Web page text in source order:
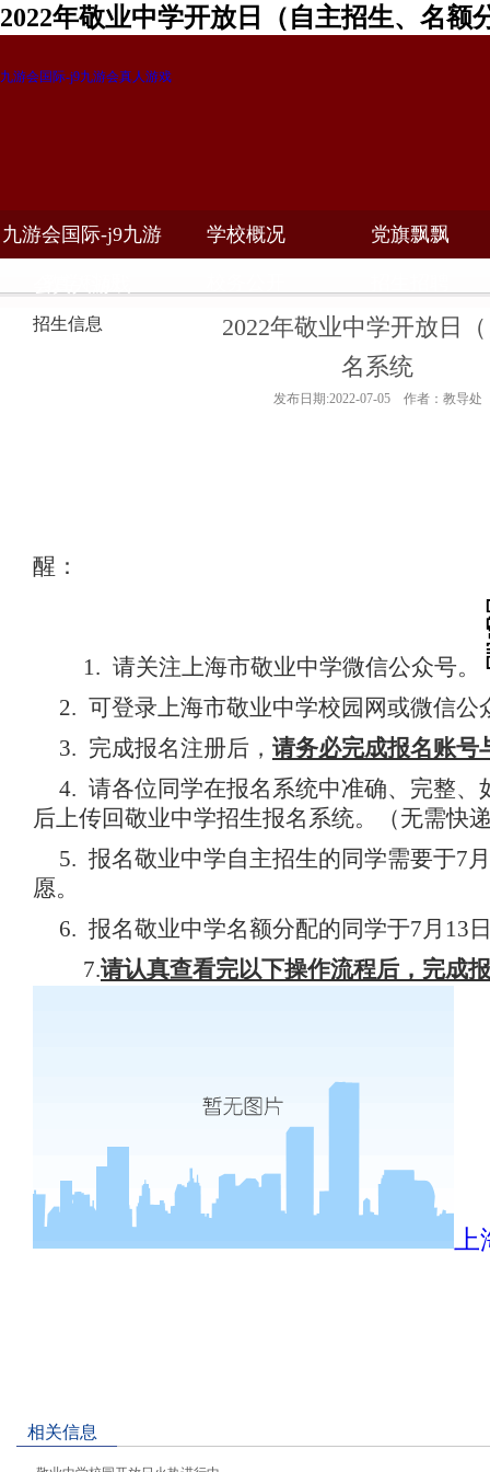
2022年敬业中学开放日（自主招生、名额
九游会国际-j9九游会真人游戏
九游会国际-j9九游 学校概况 党旗飘飘
招生信息
2022年敬业中学开放日
名系统
发布日期:2022-07-05 作者：教导处
醒：
1. 请关注上海市敬业中学微信公众号。
2. 可登录上海市敬业中学校园网或微信
3. 完成报名注册后， 请务必完成报名账号
4. 请各位同学在报名系统中准确、完整
后上传回敬业中学招生报名系统。（无需快
5. 报名敬业中学自主招生的同学需要于7
愿。
6. 报名敬业中学名额分配的同学于7月13
7.请认真查看完以下操作流程后，完成
相关信息